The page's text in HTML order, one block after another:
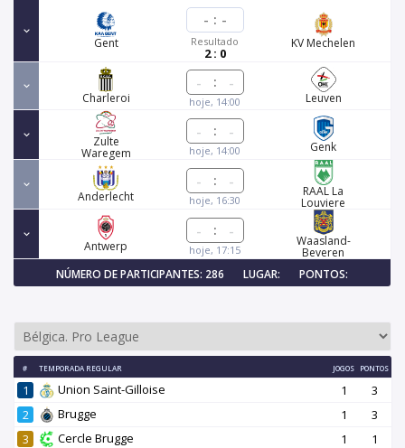
Gent
- : -
Resultado
2 : 0
KV Mechelen
Charleroi
:
hoje, 14:00 Leuven
Zulte
Waregem
:
hoje, 14:00 Genk
Anderlecht
:
hoje, 16:30
RAAL La
Louviere
Antwerp
:
hoje, 17:15
Waasland-
Beveren
NÚMERO DE PARTICIPANTES: 286
LUGAR: PONTOS:
# TEMPORADA REGULAR JOGOS PONTOS
1 Union Saint-Gilloise 1
3
2
Brugge 1
3
3
Cercle Brugge 1
1